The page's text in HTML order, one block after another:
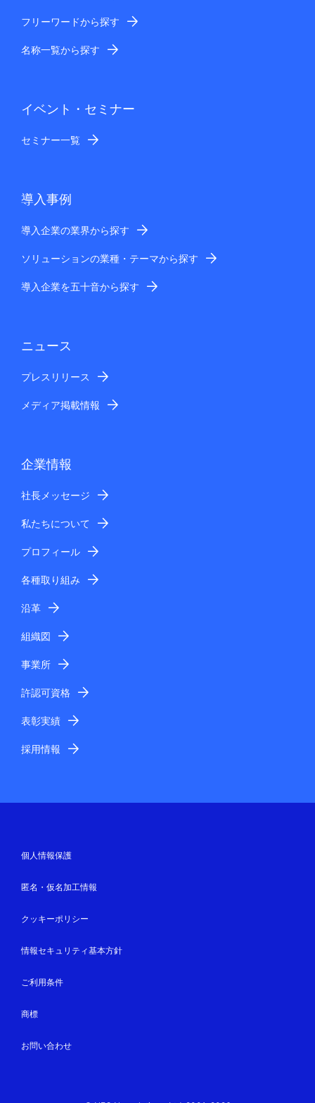
フリーワードから探す
名称一覧から探す
イベント・セミナー
セミナー一覧
導入事例
導入企業の業界から探す
ソリューションの業種・テーマから探す
導入企業を五十音から探す
ニュース
プレスリリース
メディア掲載情報
企業情報
社長メッセージ
私たちについて
プロフィール
各種取り組み
沿革
組織図
事業所
許認可資格
表彰実績
採用情報
個人情報保護
匿名・仮名加工情報
クッキーポリシー
情報セキュリティ基本方針
ご利用条件
商標
お問い合わせ